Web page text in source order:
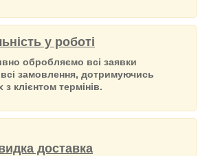
у роботі
обробляємо всі заявки
замовлення, дотримуючись
клієнтом термінів.
доставка